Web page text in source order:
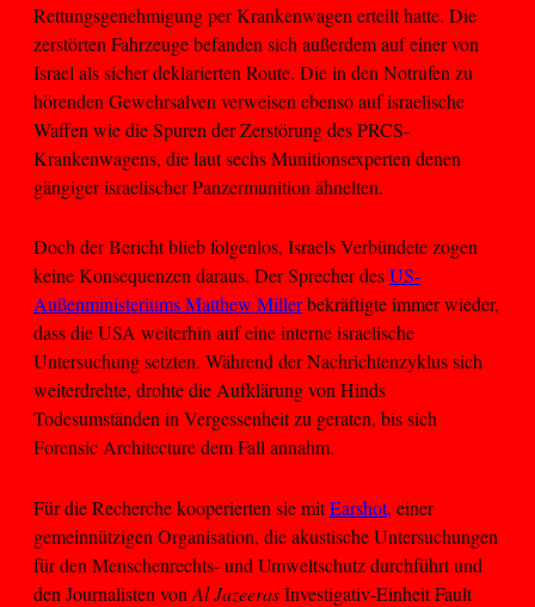
Rettungsgenehmigung per Krankenwagen erteilt hatte. Die
zerstörten Fahrzeuge befanden sich außerdem auf einer von
Israel als sicher deklarierten Route. Die in den Notrufen zu
hörenden Gewehrsalven verweisen ebenso auf israelische
Waffen wie die Spuren der Zerstörung des PRCS-
Krankenwagens, die laut sechs Munitionsexperten denen
gängiger israelischer Panzermunition ähnelten.
Doch der Bericht blieb folgenlos, Israels Verbündete zogen
keine Konsequenzen daraus. Der Sprecher desUS-
Außenministeriums Matthew Millerbekräftigte immer wieder,
dass die USA weiterhin auf eine interne israelische
Untersuchung setzten. Während der Nachrichtenzyklus sich
weiterdrehte, drohte die Aufklärung von Hinds
Todesumständen in Vergessenheit zu geraten, bis sich
Forensic Architecture dem Fall annahm.
Für die Recherche kooperierten sie mitEarshot, einer
gemeinnützigen Organisation, die akustische Untersuchungen
für den Menschenrechts- und Umweltschutz durchführt und
den Journalisten von Al JazeerasInvestigativ-Einheit Fault